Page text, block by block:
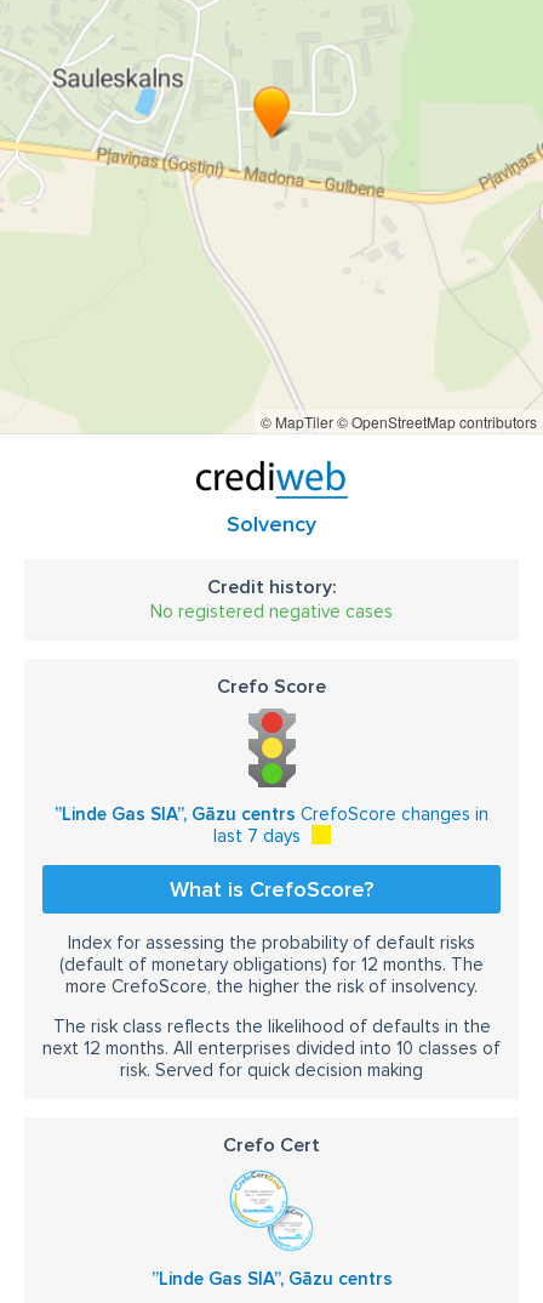
© MapTiler© OpenStreetMap contributors
Solvency
Credit history:
No registered negative cases
Crefo Score
”Linde Gas SIA”, Gāzu centrs CrefoScore changes in
last 7 days
What is CrefoScore?
Index for assessing the probability of default risks
(default of monetary obligations) for 12 months. The
more CrefoScore, the higher the risk of insolvency.
The risk class reflects the likelihood of defaults in the
next 12 months. All enterprises divided into 10 classes of
risk. Served for quick decision making
Crefo Cert
”Linde Gas SIA”, Gāzu centrs